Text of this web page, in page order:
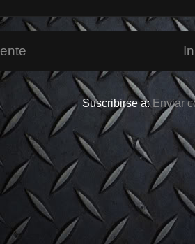
Suscribirse a: Enviar